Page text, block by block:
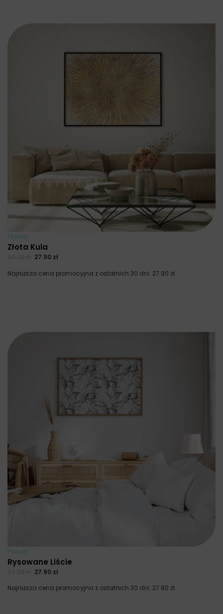
Plakaty
Złota Kula
27.90 zł
Najniższa cena promocyjna z ostatnich 30 dni: 27.90 zł.
Plakaty
Rysowane Liście
27.90 zł
Najniższa cena promocyjna z ostatnich 30 dni: 27.90 zł.